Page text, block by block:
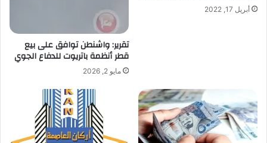
ن أبريل 17, 2022
تقرير: واشنطن توافق على بيع
قطر أنظمة باتريوت للدفاع الجوي
مايو 2, 2026